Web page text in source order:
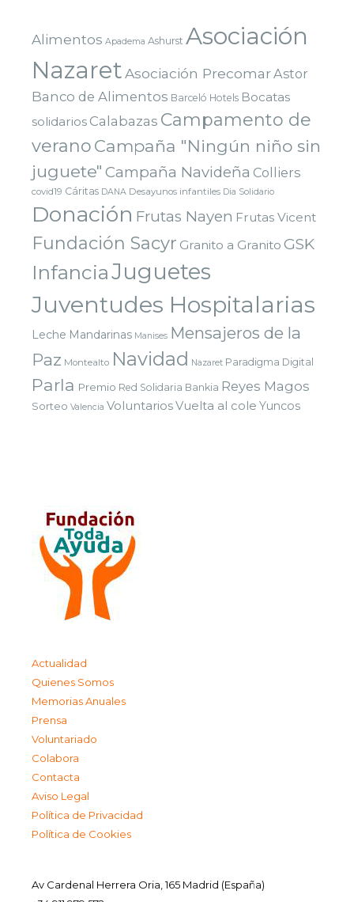
Alimentos Apadema Ashurst Asociación
NazaretAsociación PrecomarAstor
Banco de Alimentos Barceló Hotels Bocatas
solidarios Calabazas Campamento de
verano Campaña "Ningún niño sin
juguete" Campaña Navideña Colliers
covid19 Cáritas DANA Desayunos infantiles Dia Solidario
Donación Frutas Nayen Frutas Vicent
Fundación Sacyr Granito a Granito GSK
InfanciaJuguetes
Juventudes Hospitalarias
Leche Mandarinas Manises Mensajeros de la
Paz Montealto Navidad Nazaret Paradigma Digital
Parla Premio Red Solidaria Bankia Reyes Magos
Sorteo Valencia VoluntariosVuelta al cole Yuncos
Actualidad
Quienes Somos
Memorias Anuales
Prensa
Voluntariado
Colabora
Contacta
Aviso Legal
Política de Privacidad
Política de Cookies
Av Cardenal Herrera Oria, 165 Madrid (España)